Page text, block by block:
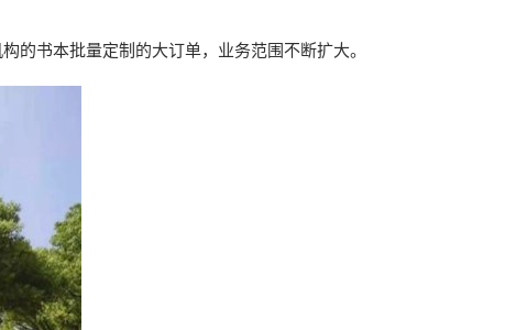
书本批量定制的大订单，业务范围不断扩大。